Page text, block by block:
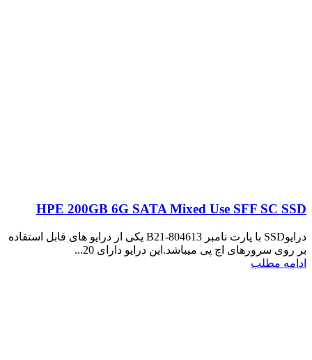
HPE 200GB 6G SATA Mixed Use SFF SC SSD
درایوSSD با پارت نامبر 804613-B21 یکی از درایو های قابل استفاده
بر روی سرورهای اچ پی میباشد.این درایو دارای 20...
ادامه مطلب